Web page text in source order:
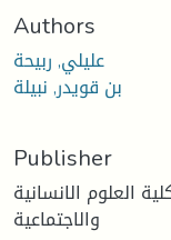
Authors
عليلي, ربيحة
بن قويدر, نبيلة
Publisher
العلوم الانسانية
والاجتماعية